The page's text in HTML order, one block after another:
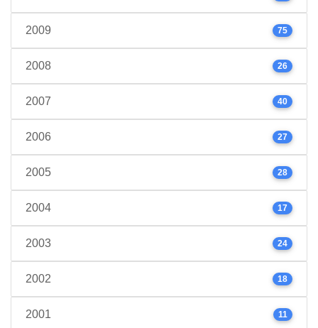
2009 75
2008 26
2007 40
2006 27
2005 28
2004 17
2003 24
2002 18
2001 11